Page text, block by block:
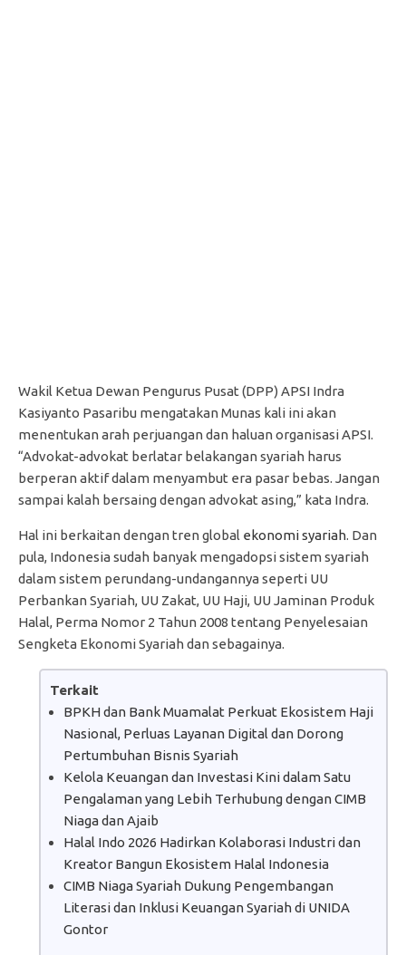
Wakil Ketua Dewan Pengurus Pusat (DPP) APSI Indra
Kasiyanto Pasaribu mengatakan Munas kali ini akan
menentukan arah perjuangan dan haluan organisasi APSI.
“Advokat-advokat berlatar belakangan syariah harus
berperan aktif dalam menyambut era pasar bebas. Jangan
sampai kalah bersaing dengan advokat asing,” kata Indra.
Hal ini berkaitan dengan tren global ekonomi syariah. Dan
pula, Indonesia sudah banyak mengadopsi sistem syariah
dalam sistem perundang-undangannya seperti UU
Perbankan Syariah, UU Zakat, UU Haji, UU Jaminan Produk
Halal, Perma Nomor 2 Tahun 2008 tentang Penyelesaian
Sengketa Ekonomi Syariah dan sebagainya.
Terkait
BPKH dan Bank Muamalat Perkuat Ekosistem Haji
Nasional, Perluas Layanan Digital dan Dorong
Pertumbuhan Bisnis Syariah
Kelola Keuangan dan Investasi Kini dalam Satu
Pengalaman yang Lebih Terhubung dengan CIMB
Niaga dan Ajaib
Halal Indo 2026 Hadirkan Kolaborasi Industri dan
Kreator Bangun Ekosistem Halal Indonesia
CIMB Niaga Syariah Dukung Pengembangan
Literasi dan Inklusi Keuangan Syariah di UNIDA
Gontor